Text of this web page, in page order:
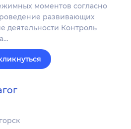
моментов согласно
развивающих
деятельности Контроль